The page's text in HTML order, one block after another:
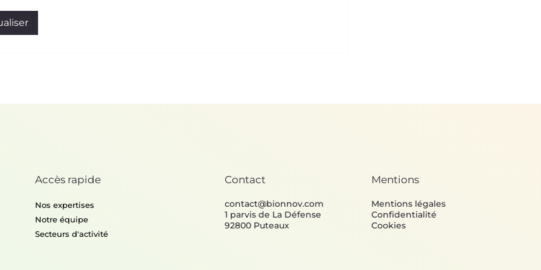
Accès rapide
Nos expertises
Notre équipe
Secteurs d'activité
Contact
contact@bionnov.com
1 parvis de La Défense
92800 Puteaux
Mentions
Mentions légales
Confidentialité
Cookies